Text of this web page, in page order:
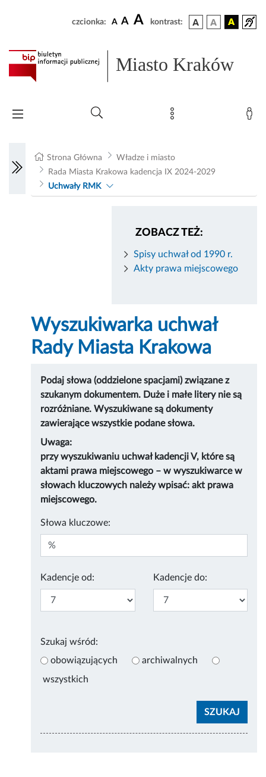
czcionka: A A A kontrast:
Miasto Kraków
Strona Główna
Władze i miasto
Rada Miasta Krakowa kadencja IX 2024-2029
Uchwały RMK
ZOBACZ TEŻ:
Spisy uchwał od 1990 r.
Akty prawa miejscowego
Wyszukiwarka uchwał
Rady Miasta Krakowa
Podaj słowa (oddzielone spacjami) związane z
szukanym dokumentem. Duże i małe litery nie są
rozróżniane. Wyszukiwane są dokumenty
zawierające wszystkie podane słowa.
Uwaga:
przy wyszukiwaniu uchwał kadencji V, które są
aktami prawa miejscowego – w wyszukiwarce w
słowach kluczowych należy wpisać: akt prawa
miejscowego.
Słowa kluczowe:
Kadencje od: Kadencje do:
Szukaj wśród:
obowiązujących
archiwalnych
wszystkich